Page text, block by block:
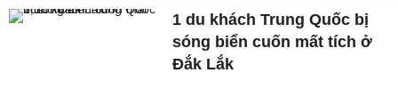
1 du khách Trung Quốc bị
sóng biển cuốn mất tích ở
Đắk Lắk